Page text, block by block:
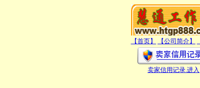
【首页】 【公司简介】
卖家信用记录.进入